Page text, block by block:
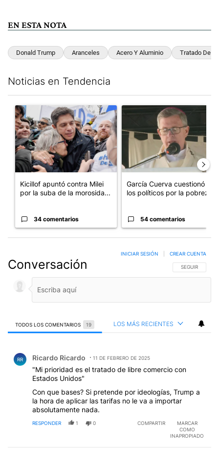
EN ESTA NOTA
Donald Trump Aranceles Acero Y Aluminio Tratado De
Noticias en Tendencia
Un artículo de tendencia con el título "Kicillof apuntó contra
Kicillof apuntó contra Milei
por la suba de la morosida...
34 comentarios
Un artículo de tendencia con
García Cuerva cuestionó a
los políticos por la pobreza
54 comentarios
Conversación SIGA ESTA
SEGUIR
INICIAR SESIÓN CREAR CUENTA
TODOS LOS COMENTARIOS 19 LOS MÁS RECIENTES
RR Ricardo Ricardo 11 DE FEBRERO DE 2025
"Mi prioridad es el tratado de libre comercio con
Estados Unidos"
Con que bases? Si pretende por ideologías, Trump a
la hora de aplicar las tarifas no le va a importar
absolutamente nada.
RESPONDER 1 0 COMPARTIR
MARCAR
COMO
INAPROPIADO